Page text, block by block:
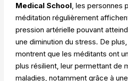
Medical School , les personnes
méditation régulièrement
pression artérielle pouvant
une diminution du stress. De
montrent que les méditants ont
plus résilient, leur permettant de
maladies, notamment grâce à